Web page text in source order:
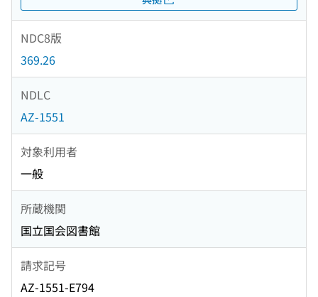
NDC8版
369.26
NDLC
AZ-1551
対象利用者
一般
所蔵機関
国立国会図書館
請求記号
AZ-1551-E794